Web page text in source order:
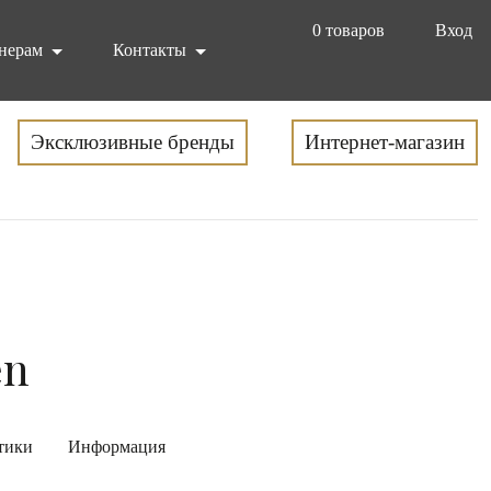
0 товаров
Вход
Контакты
Эксклюзивные бренды Интернет-магазин
Информация